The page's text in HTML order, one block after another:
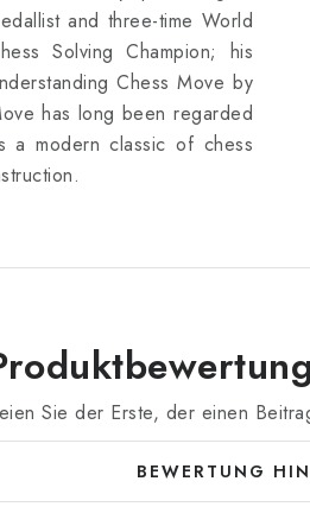
and three-time World
Solving Champion; his
Chess Move by
has long been regarded
a modern classic of chess
Sie der Erste, der einen
BEWERTUNG